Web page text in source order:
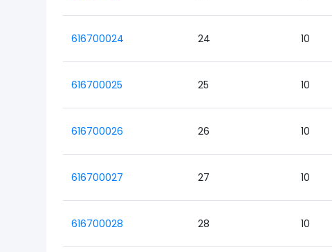
616700024 24 10
616700025 25 10
616700026 26 10
616700027 27 10
616700028 28 10